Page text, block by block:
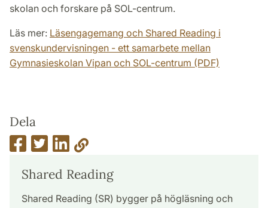
skolan och forskare på SOL-centrum.
Läs mer: Läsengagemang och Shared Reading i
svenskundervisningen - ett samarbete mellan
Gymnasieskolan Vipan och SOL-centrum (PDF)
Dela
Shared Reading
Shared Reading (SR) bygger på högläsning och